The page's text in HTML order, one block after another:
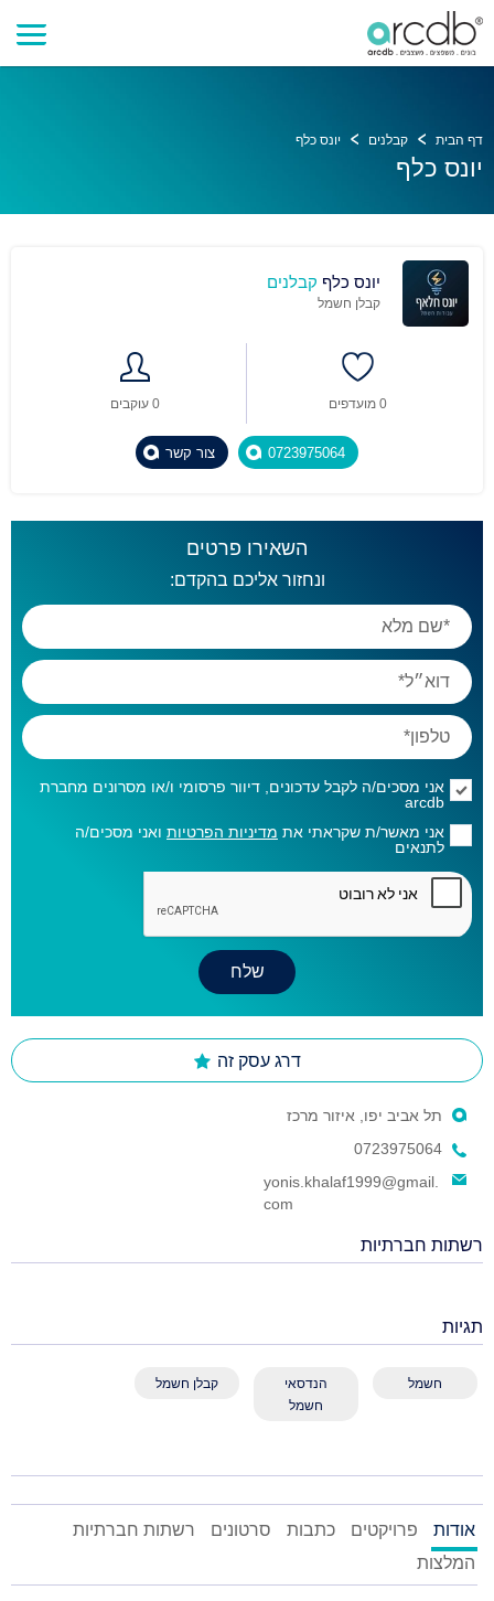
דף הבית קבלנים יונס כלף
יונס כלף
יונס כלף קבלנים
קבלן חשמל
0 עוקבים 0 מועדפים
צור קשר 0723975064
השאירו פרטים
ונחזור אליכם בהקדם:
אני מסכים/ה לקבל עדכונים, דיוור פרסומי ו/או מסרונים מחברת
arcdb
אני מאשר/ת שקראתי את מדיניות הפרטיות ואני מסכים/ה
לתנאים
דרג עסק זה
תל אביב יפו, איזור מרכז
0723975064
yonis.khalaf1999@gmail.
com
רשתות חברתיות
תגיות
חשמל
הנדסאי
חשמל
קבלן חשמל
אודות פרויקטים כתבות סרטונים
רשתות חברתיות
המלצות